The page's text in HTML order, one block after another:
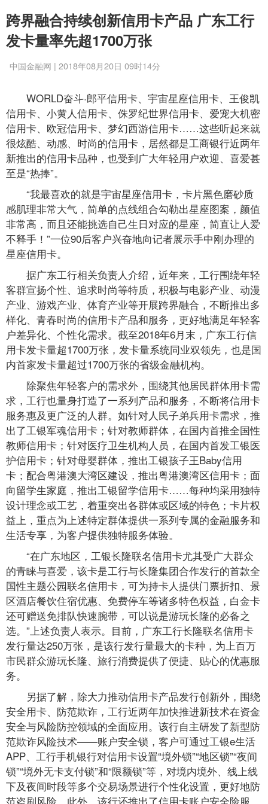
跨界融合持续创新信用卡产品 广东工行
发卡量率先超1700万张
中国金融网 | 2018年08月20日 09时14分
WORLD奋斗·郎平信用卡、宇宙星座信用卡、王俊凯
信用卡、小黄人信用卡、侏罗纪世界信用卡、爱宠大机密
信用卡、欧冠信用卡、梦幻西游信用卡……这些听起来就
很炫酷、动感、时尚的信用卡，居然都是工商银行近两年
新推出的信用卡品种，也受到广大年轻用户欢迎、喜爱甚
至是“热捧”。
“我最喜欢的就是宇宙星座信用卡，卡片黑色磨砂质
感肌理非常大气，简单的点线组合勾勒出星座图案，颜值
非常高，而且还能挑选自己生日对应的星座，简直让人爱
不释手！”一位90后客户兴奋地向记者展示手中刚办理的
星座信用卡。
据广东工行相关负责人介绍，近年来，工行围绕年轻
客群宣扬个性、追求时尚等特质，积极与电影产业、动漫
产业、游戏产业、体育产业等开展跨界融合，不断推出多
样化、青春时尚的信用卡产品和服务，更好地满足年轻客
户差异化、个性化需求。截至2018年6月末，广东工行信
用卡发卡量超1700万张，发卡量系统同业双领先，也是国
内首家发卡量超过1700万张的省级金融机构。
除聚焦年轻客户的需求外，围绕其他居民群体用卡需
求，工行也量身打造了一系列产品和服务，不断将信用卡
服务惠及更广泛的人群。如针对人民子弟兵用卡需求，推
出了工银军魂信用卡；针对教师群体，在国内首推全国性
教师信用卡；针对医疗卫生机构人员，在国内首发工银医
护信用卡；针对母婴群体，推出工银孩子王Baby信用
卡；配合粤港澳大湾区建设，推出粤港澳湾区信用卡；面
向留学生家庭，推出工银留学信用卡……每种均采用独特
设计理念或工艺，着重突出各群体或区域的特色；卡片权
益上，重点为上述特定群体提供一系列专属的金融服务和
生活专享，为客户提供独特服务体验。
“在广东地区，工银长隆联名信用卡尤其受广大群众
的青睐与喜爱，该卡是工行与长隆集团合作发行的首款全
国性主题公园联名信用卡，可为持卡人提供门票折扣、景
区酒店餐饮住宿优惠、免费停车等诸多特色权益，白金卡
还可赠送免排队快速腕带，可以说是游玩长隆的必备之
选。”上述负责人表示。目前，广东工行长隆联名信用卡
发行量达250万张，是该行发行量最大的卡种，为上百万
市民群众游玩长隆、旅行消费提供了便捷、贴心的优惠服
务。
另据了解，除大力推动信用卡产品发行创新外，围绕
安全用卡、防范欺诈，工行近两年加快推进新技术在资金
安全与风险防控领域的全面应用。该行自主研发了新型防
范欺诈风险技术——账户安全锁，客户可通过工银e生活
APP、工行手机银行对信用卡设置“境外锁”“地区锁”“夜间
锁”“境外无卡支付锁”和“限额锁”等，对境内境外、线上线
下及夜间时段等多个交易场景进行个性化设置，更好地防
范盗刷风险。此外，该行还推出了信用卡账户安全险服